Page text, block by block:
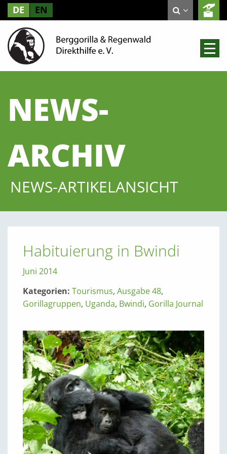
DE EN
NEWS-
ARCHIV
NEWS-ARTIKELANSICHT
Habituierung in Bwindi
Juni 2014
Kategorien: Tourismus, Ausgabe 48,
Gorillagruppen, Uganda, Bwindi, Gorilla Journal